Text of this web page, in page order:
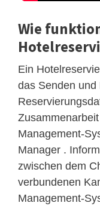
Wie
Ein
das Senden und
Management-
Manager .
zwischen dem
verbundenen
Management-